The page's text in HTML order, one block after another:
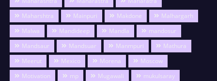
Maharshtra
Mainpuri Makdone
Malhargarh
Malwa
Mandideep Mandla
mandosur
Mandsaur
Mandsuar Manmpuri
Mathura
Meerut
Mexico Morena
Moscow
Motivation
mp Mugawali
mukulsaray